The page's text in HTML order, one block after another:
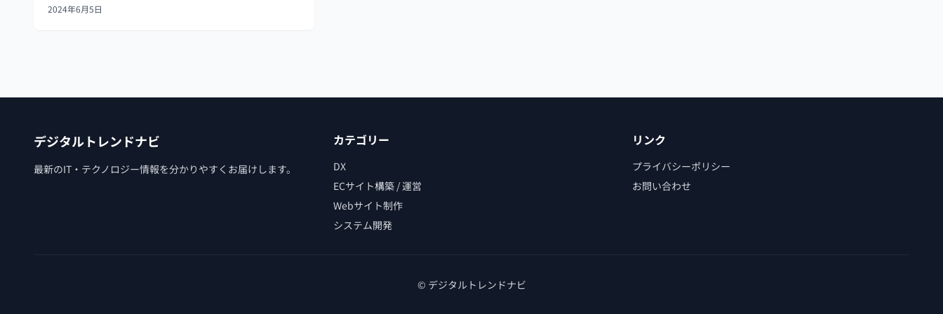
にデータを保持することができます。クッキーやセッシ
2024年6月5日
デジタルトレンドナビ
最新のIT・テクノロジー情報を分かりやすくお届けします。
カテゴリー
DX
ECサイト構築 / 運営
Webサイト制作
システム開発
リンク
プライバシーポリシー
お問い合わせ
© デジタルトレンドナビ